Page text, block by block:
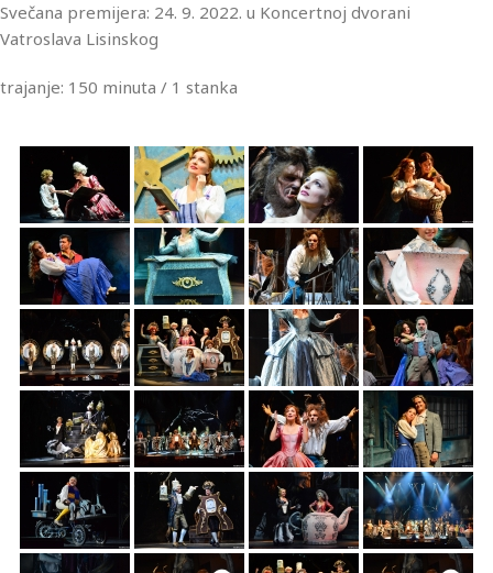
Svečana premijera: 24. 9. 2022. u Koncertnoj dvorani
Vatroslava Lisinskog
trajanje: 150 minuta / 1 stanka